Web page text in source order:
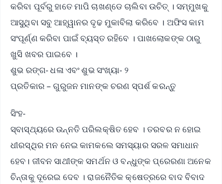
କରିବା ପୂର୍ବରୁ ହାତେ ମାପି ଚାଖଣ୍ଡେ ଚାଲିବା ଉଚିତ୍ । ସମ୍ମୁଖକୁ
ଆସୁଥିବା ସବୁ ଆହ୍ୱାନର ଦୃଢ ମୁକାବିଲା କରିବେ । ଅଫିସ କାମ
ସଂପୂର୍ଣ୍ଣ କରିବା ପାଇଁ ବ୍ୟସ୍ତ ରହିବେ । ପାଖଲୋକଙ୍କ ଠାରୁ
ଖୁସି ଖବର ପାଇବେ ।
ଶୁଭ ରଙ୍ଗ- ଧଳା ଏବଂ ଶୁଭ ସଂଖ୍ୟା- ୨
ପ୍ରତିକାର – ଗୁରୁଜନ ମାନଙ୍କ ଚରଣ ସ୍ପର୍ଶ କରନ୍ତୁ
ସିଂହ-
ସ୍ବାସ୍ଥ୍ୟରେ ଉନ୍ନତି ପରିଲକ୍ଷିତ ହେବ । ତରବର ନ ହୋଇ
ଧୀରସ୍ଥିର ମନ ନେଇ କାମକଲେ ସମସ୍ୟାର ସରଳ ସମାଧାନ
ହେବ। ଜୀବନ ସାଥୀଙ୍କ ସମର୍ଥନ ଓ ବନ୍ଧୁଙ୍କ ପ୍ରେରଣା ଅନେକ
ଚିନ୍ତାକୁ ଦୂରେଇ ଦେବ । ରାଜନୈତିକ କ୍ଷେତ୍ରରେ ବାଦ ବିବାଦ